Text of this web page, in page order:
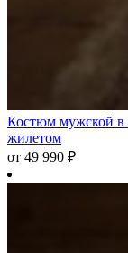
Костюм мужской в
жилетом
от 49 990 ₽